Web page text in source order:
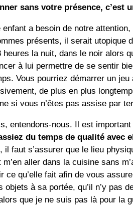
sans votre présence, c’est
enfant a besoin de notre
présents, il serait utopique
heures la nuit, dans le noir alors
à lui permettre de se sentir
Vous pourriez démarrer un
de plus en plus
si vous n’êtes pas assise par
entendons-nous. Il est
du temps de qualité avec
il faut s’assurer que le lieu
m’en aller dans la cuisine sans
ce qu’elle fait afin de vous
objets à sa portée, qu’il n’y pas
que je ne suis pas là pour la